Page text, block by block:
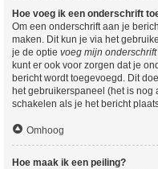
Hoe voeg ik een onderschrift
Om een onderschrift aan je
maken. Dit kun je via het
je de optie voeg mijn onderschrift
kunt er ook voor zorgen dat je
bericht wordt toegevoegd. Dit
het gebruikerspaneel (het is nog
schakelen als je het bericht
Omhoog
Hoe maak ik een peiling?